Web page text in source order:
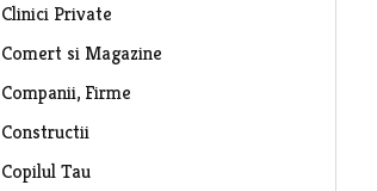
Clinici Private
Comert si Magazine
Companii, Firme
Constructii
Copilul Tau